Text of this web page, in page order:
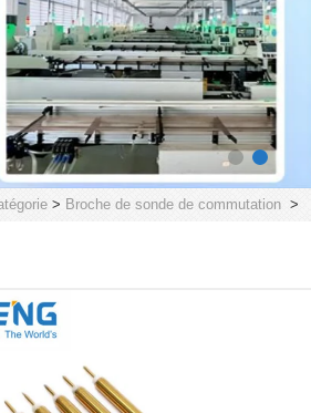
> Broche de sonde de commutation >